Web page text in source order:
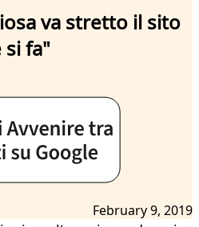
va stretto il sito
si fa"
February 9, 2019